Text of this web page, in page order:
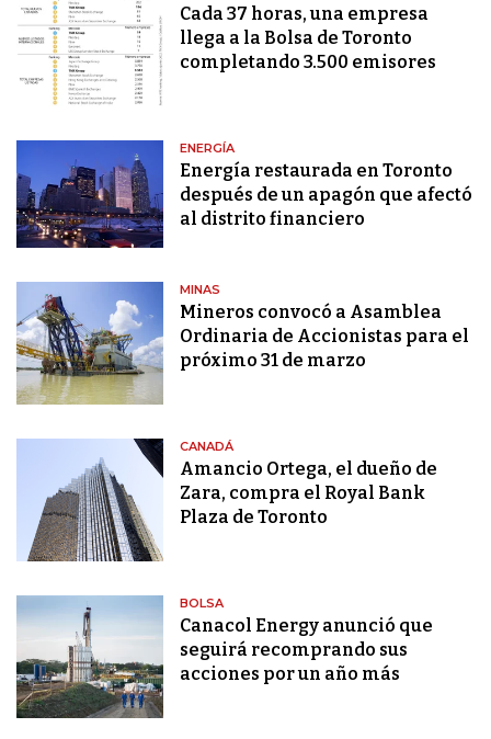
Cada 37 horas, una empresa
llega a la Bolsa de Toronto
completando 3.500 emisores
ENERGÍA
Energía restaurada en Toronto
después de un apagón que afectó
al distrito financiero
MINAS
Mineros convocó a Asamblea
Ordinaria de Accionistas para el
próximo 31 de marzo
CANADÁ
Amancio Ortega, el dueño de
Zara, compra el Royal Bank
Plaza de Toronto
BOLSA
Canacol Energy anunció que
seguirá recomprando sus
acciones por un año más